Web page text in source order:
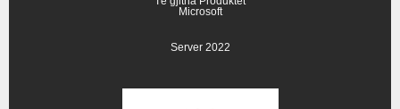
Microsoft
Server 2022